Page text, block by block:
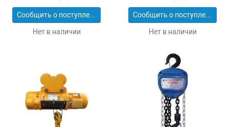
Сообщить о поступлении
Нет в наличии
Сообщить о поступлении
Нет в наличии